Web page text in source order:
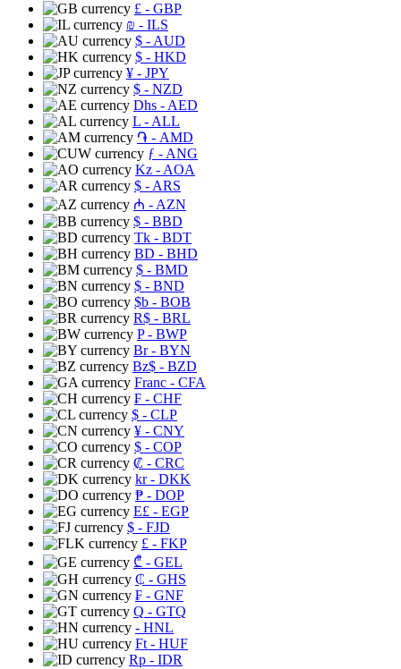
£ - GBP
₪ - ILS
$ - AUD
$ - HKD
¥ - JPY
$ - NZD
Dhs - AED
L - ALL
֏ - AMD
ƒ - ANG
Kz - AOA
$ - ARS
₼ - AZN
$ - BBD
Tk - BDT
BD - BHD
$ - BMD
$ - BND
$b - BOB
R$ - BRL
P- BWP
Br- BYN
Bz$ - BZD
Franc - CFA
₣ - CHF
$ - CLP
¥ - CNY
$ - COP
₡ - CRC
kr- DKK
₱ - DOP
E£ - EGP
$ - FJD
£ - FKP
₾ - GEL
₵ - GHS
₣ - GNF
Q - GTQ
- HNL
Ft - HUF
Rp - IDR